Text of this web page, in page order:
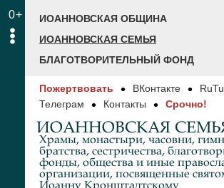
0+
ИОАННОВСКАЯ ОБЩИНА
ИОАННОВСКАЯ СЕМЬЯ
БЛАГОТВОРИТЕЛЬНЫЙ ФОНД
Пожертвовать ВКонтакте
Телеграм
Контакты Срочно!
ИОАННОВСКАЯ
Храмы, монастыри, часовни,
братства, сестричества,
фонды, общества и иные
организации, посвященные
Иоанну Кронштадтскому